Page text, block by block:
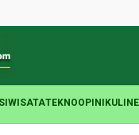
WISATATEKNOOPINI